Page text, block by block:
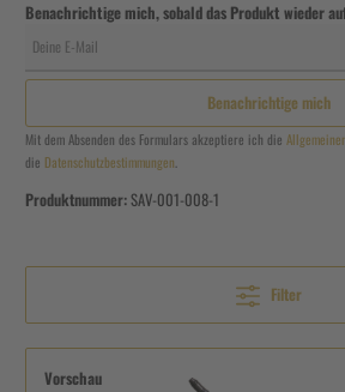
Benachrichtige mich, sobald das Produkt wieder
Benachrichtige mich
Mit dem Absenden des Formulars akzeptiere ich die
die Datenschutzbestimmungen.
Produktnummer:SAV-001-008-1
Filter
Vorschau